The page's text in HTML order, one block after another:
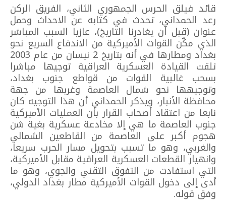
قائد فيلق الحرس الجمهوري الثاني، الفريق الركن
رعد الحمداني، تحدث في كتابه عن الاحداث وحمل
عنوان (قبل أن يغادرنا التاريخ)، عازيا السبب المباشر
الذي مكّن القوات الأميركية من الاندفاع السريع نحو
بغداد ومطارها في أنه بتاريخ 2 نيسان من عام 2003
تلقت القيادة العسكرية العراقية توجيها مباشرا
بسحب غالبية القوات من قواطع جنوب بغداد،
وتوجيهها نحو شمال العاصمة وغربها من جهة
محافظة الأنبار، ويذكر الحمداني أن هذا التوجيه كان
نابعا من اعتقاد أصحاب القرار بأن العمليات الأميركية
جنوب العاصمة ما هي إلا مخادعة عسكرية بغية شن
هجوم أكبر على العاصمة من القاطعين الشمالي
والغربي، وهو ما تسبب بتحويل مسار الحرب سريعا،
وانهيار القطعات العسكرية العراقية مقابل الأميركية،
التي استفادت من التفوق التقني والجوي، وهو ما
أدى إلى دخول القوات الأميركية مطار بغداد الدولي،
وفق قوله.